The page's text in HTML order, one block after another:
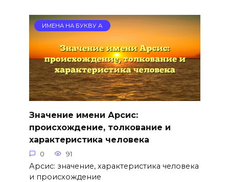
ИМЕНА НА БУКВУ А
Значение имени Арсис:
происхождение, толкование и
характеристика человека
0 91
Арсис: значение, характеристика человека
и происхождение